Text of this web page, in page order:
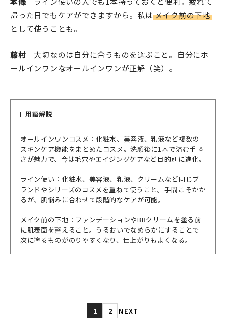
帰った日でもケアができますから。私は メイク前の下地
として使うことも。
藤村 大切なのは自分に合うものを選ぶこと。自分にホ
ールインワンなオールインワンが正解（笑）。
用語解説
オールインワンコスメ：化粧水、美容液、乳液など複数の
スキンケア機能をまとめたコスメ。洗顔後に1本で済む手軽
さが魅力で、今は毛穴やエイジングケアなど目的別に進化。
ライン使い：化粧水、美容液、乳液、クリームなど同じブ
ランドやシリーズのコスメを重ねて使うこと。手間こそかか
るが、肌悩みに合わせて段階的なケアが可能。
メイク前の下地：ファンデーションやBBクリームを塗る前
に肌表面を整えること。うるおいでなめらかにすることで
次に塗るものがのりやすくなり、仕上がりもよくなる。
1 2 NEXT